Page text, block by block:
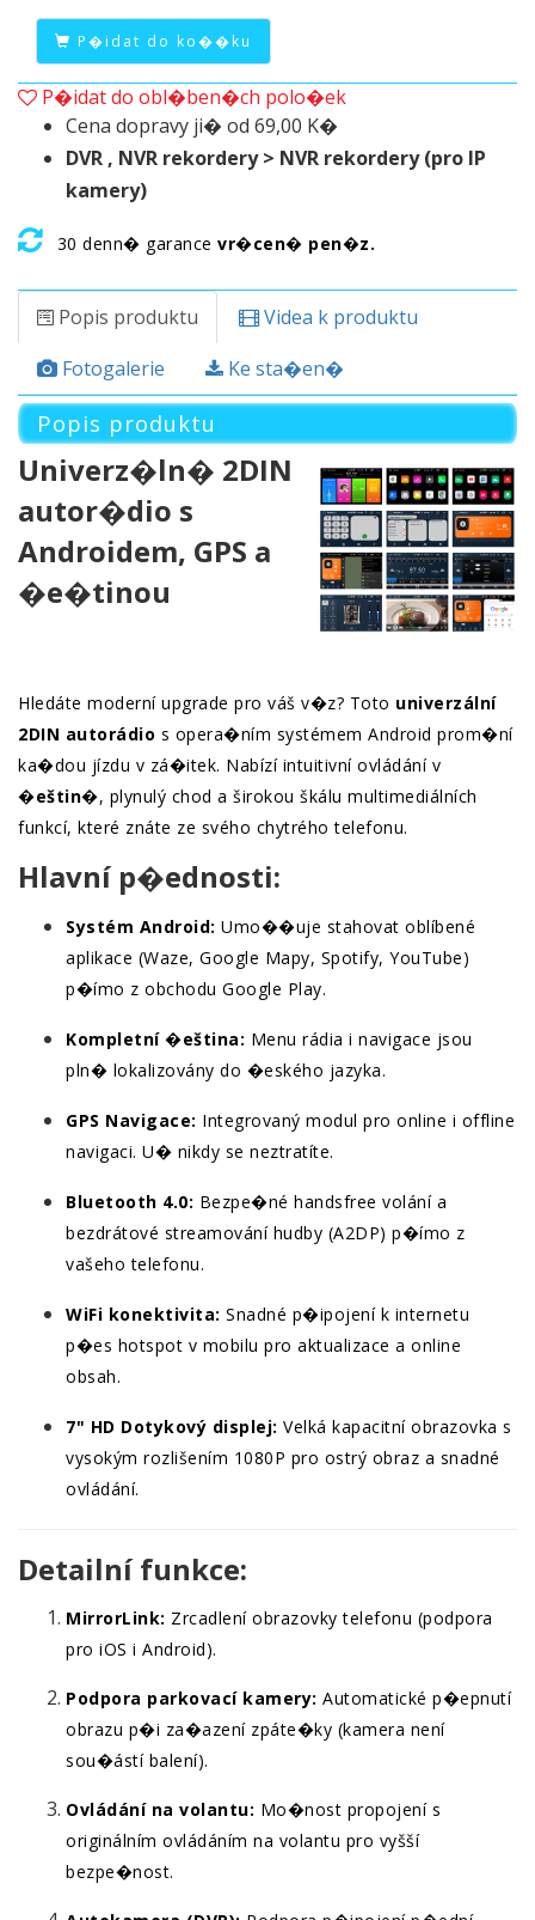
P�idat do ko��ku
P�idat do obl�ben�ch polo�ek
Cena dopravy ji� od 69,00 K�
DVR , NVR rekordery > NVR rekordery (pro IP
kamery)
30 denn� garance vr�cen� pen�z.
Popis produktu
Videa k produktu
Fotogalerie
Ke sta�en�
Popis produktu
Univerz�ln� 2DIN
autor�dio s
Androidem, GPS a
�e�tinou
Hledáte moderní upgrade pro váš v�z? Toto univerzální
2DIN autorádio s opera�ním systémem Android prom�ní
ka�dou jízdu v zá�itek. Nabízí intuitivní ovládání v
�eštin�, plynulý chod a širokou škálu multimediálních
funkcí, které znáte ze svého chytrého telefonu.
Hlavní p�ednosti:
Systém Android: Umo��uje stahovat oblíbené
aplikace (Waze, Google Mapy, Spotify, YouTube)
p�ímo z obchodu Google Play.
Kompletní �eština: Menu rádia i navigace jsou
pln� lokalizovány do �eského jazyka.
GPS Navigace: Integrovaný modul pro online i offline
navigaci. U� nikdy se neztratíte.
Bluetooth 4.0: Bezpe�né handsfree volání a
bezdrátové streamování hudby (A2DP) p�ímo z
vašeho telefonu.
WiFi konektivita: Snadné p�ipojení k internetu
p�es hotspot v mobilu pro aktualizace a online
obsah.
7" HD Dotykový displej: Velká kapacitní obrazovka s
vysokým rozlišením 1080P pro ostrý obraz a snadné
ovládání.
Detailní funkce:
MirrorLink: Zrcadlení obrazovky telefonu (podpora
pro iOS i Android).
Podpora parkovací kamery: Automatické p�epnutí
obrazu p�i za�azení zpáte�ky (kamera není
sou�ástí balení).
Ovládání na volantu: Mo�nost propojení s
originálním ovládáním na volantu pro vyšší
bezpe�nost.